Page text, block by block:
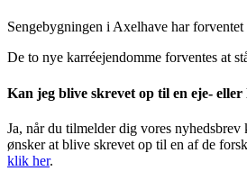
Sengebygningen i Axelhave har
De to nye karréejendomme forventes at
Kan jeg blive skrevet op til en eje- eller
Ja, når du tilmelder dig vores nyhedsbrev
ønsker at blive skrevet op til en af de
klik her.